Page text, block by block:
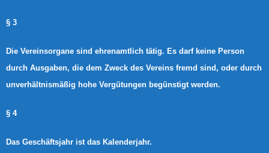
§ 3
Die Vereinsorgane sind ehrenamtlich tätig. Es darf keine Person
durch Ausgaben, die dem Zweck des Vereins fremd sind, oder durch
unverhältnismäßig hohe Vergütungen begünstigt werden.
§ 4
Das Geschäftsjahr ist das Kalenderjahr.